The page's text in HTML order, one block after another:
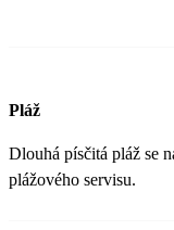
Pláž
Dlouhá písčitá pláž se
plážového servisu.